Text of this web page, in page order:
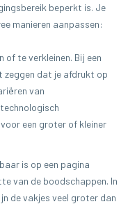
beperkt is. Je
manieren aanpassen:
of te verkleinen. Bij een
zeggen dat je afdrukt op
van
een groter of kleiner
is op een pagina
van de boodschappen. In
de vakjes veel groter dan